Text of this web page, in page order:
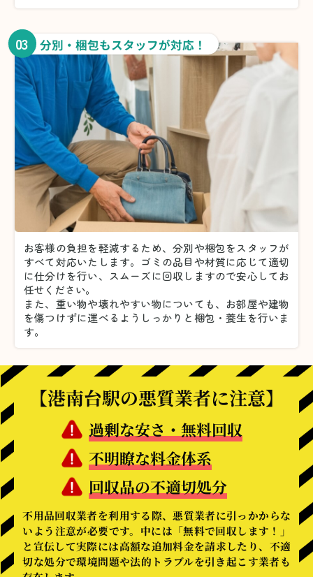
03 分別・梱包もスタッフが対応！
お客様の負担を軽減するため、分別や梱包をスタッフが
すべて対応いたします。 ゴミの品目や材質に応じて適切
に仕分けを行い、スムーズに回収しますので安心してお
任せください。
また、重い物や壊れやすい物についても、お部屋や建物
を傷つけずに運べるようしっかりと梱包・養生を行いま
す。
【港南台駅の悪質業者に注意】
過剰な安さ・無料回収
不明瞭な料金体系
回収品の不適切処分
不用品回収業者を利用する際、悪質業者に引っかからな
いよう注意が必要です。中には「無料で回収します！」
と宣伝して実際には高額な追加料金を請求したり、不適
切な処分で環境問題や法的トラブルを引き起こす業者も